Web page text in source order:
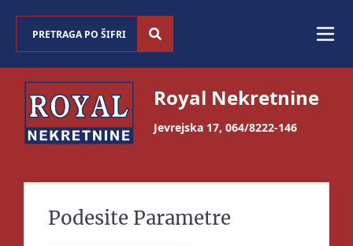
Royal Nekretnine
Jevrejska 17, 064/8222-146
Podesite Parametre